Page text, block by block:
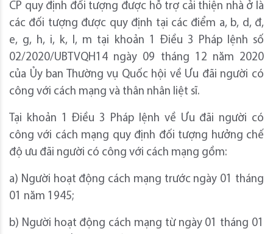
CP quy định đối tượng được hỗ trợ cải thiện nhà ở là
các đối tượng được quy định tại các điểm a, b, d, đ,
e, g, h, i, k, l, m tại khoản 1 Điều 3 Pháp lệnh số
02/2020/UBTVQH14 ngày 09 tháng 12 năm 2020
của Ủy ban Thường vụ Quốc hội về Ưu đãi người có
công với cách mạng và thân nhân liệt sĩ.
Tại khoản 1 Điều 3 Pháp lệnh về Ưu đãi người có
công với cách mạng quy định đối tượng hưởng chế
độ ưu đãi người có công với cách mạng gồm:
a) Người hoạt động cách mạng trước ngày 01 tháng
01 năm 1945;
b) Người hoạt động cách mạng từ ngày 01 tháng 01